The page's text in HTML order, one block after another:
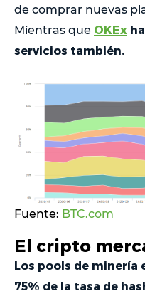
de comprar nuevas
Mientras que OKEx
servicios también.
Fuente: BTC.com
El cripto
Los pools de minería
75% de la tasa de